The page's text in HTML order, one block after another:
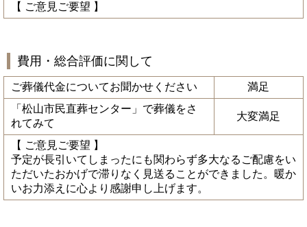
【 ご意見ご要望 】
費用・総合評価に関して
ご葬儀代金についてお聞かせください
満足
「松山市民直葬センター」で葬儀をさ
れてみて
大変満足
【 ご意見ご要望 】
予定が長引いてしまったにも関わらず多大なるご配慮をい
ただいたおかげで滞りなく見送ることができました。暖か
いお力添えに心より感謝申し上げます。